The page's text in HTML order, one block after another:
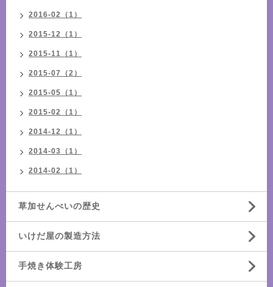
2016-02（1）
2015-12（1）
2015-11（1）
2015-07（2）
2015-05（1）
2015-02（1）
2014-12（1）
2014-03（1）
2014-02（1）
草加せんべいの歴史
いけだ屋の製造方法
手焼き体験工房